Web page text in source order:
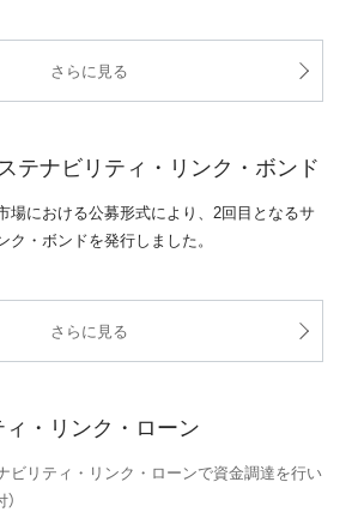
さらに見る
テナビリティ・リンク・ボンド
場における公募形式により、2回目となるサ
・ボンドを発行しました。
さらに見る
・リンク・ローン
ビリティ・リンク・ローンで資金調達を行い